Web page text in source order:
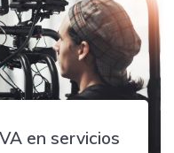
en servicios